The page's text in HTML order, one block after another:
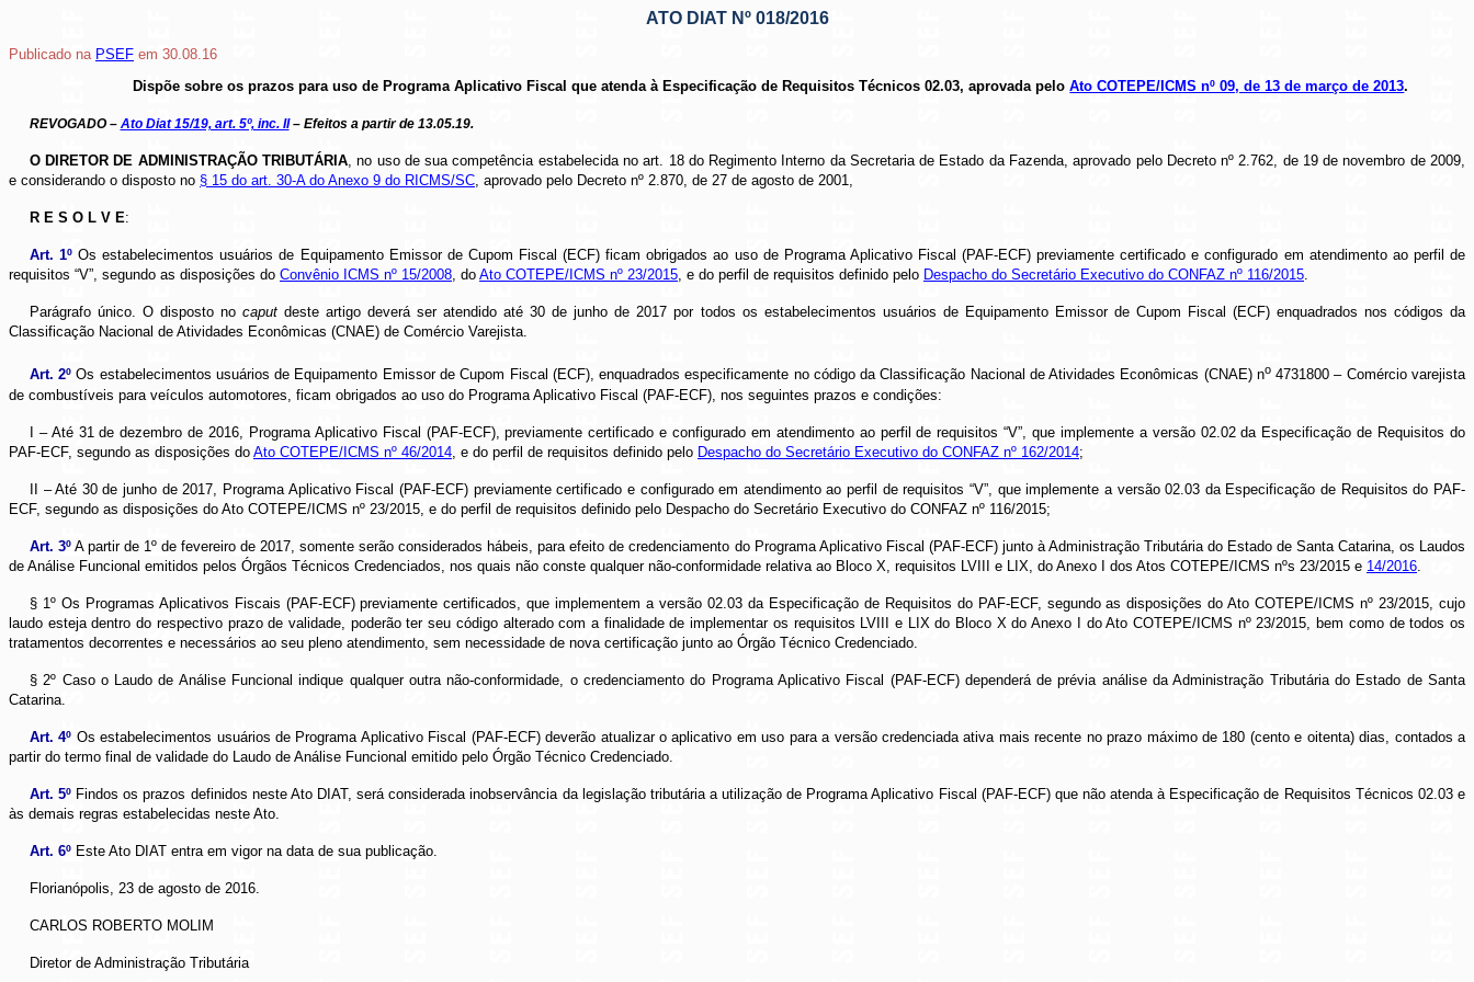
ATO DIAT Nº 018/2016
Publicado na PSEF em 30.08.16
Dispõe sobre os prazos para uso de Programa Aplicativo Fiscal que atenda à Especificação de Requisitos Técnicos 02.03, aprovada peloAto COTEPE/ICMS nº 09, de 13 de março de 2013.
REVOGADO – Ato Diat 15/19, art. 5º, inc. II– Efeitos a partir de 13.05.19.
O DIRETOR DE ADMINISTRAÇÃO TRIBUTÁRIA, no uso de sua competência estabelecida no art. 18 do Regimento Interno da Secretaria de Estado da Fazenda, aprovado pelo Decreto nº 2.762, de 19 de novembro de 2009,
e considerando o disposto no § 15 do art. 30-A do Anexo 9 do RICMS/SC, aprovado pelo Decreto nº 2.870, de 27 de agosto de 2001,
R E S O L V E:
Art. 1º Os estabelecimentos usuários de Equipamento Emissor de Cupom Fiscal (ECF) ficam obrigados ao uso de Programa Aplicativo Fiscal (PAF-ECF) previamente certificado e configurado em atendimento ao perfil de
requisitos “V”, segundo as disposições do Convênio ICMS nº 15/2008, do Ato COTEPE/ICMS nº 23/2015, e do perfil de requisitos definido pelo Despacho do Secretário Executivo do CONFAZ nº 116/2015.
Parágrafo único. O disposto nocaput deste artigo deverá ser atendido até 30 de junho de 2017 por todos os estabelecimentos usuários de Equipamento Emissor de Cupom Fiscal (ECF) enquadrados nos códigos da
Classificação Nacional de Atividades Econômicas (CNAE) de Comércio Varejista.
Art. 2º Os estabelecimentos usuários de Equipamento Emissor de Cupom Fiscal (ECF), enquadrados especificamente no código da Classificação Nacional de Atividades Econômicas (CNAE) no4731800 – Comércio varejista
de combustíveis para veículos automotores, ficam obrigados ao uso do Programa Aplicativo Fiscal (PAF-ECF), nos seguintes prazos e condições:
I – Até 31 de dezembro de 2016, Programa Aplicativo Fiscal (PAF-ECF), previamente certificado e configurado em atendimento ao perfil de requisitos “V”, que implemente a versão 02.02 da Especificação de Requisitos do
PAF-ECF, segundo as disposições do Ato COTEPE/ICMS nº 46/2014 , e do perfil de requisitos definido pelo Despacho do Secretário Executivo do CONFAZ nº 162/2014;
II – Até 30 de junho de 2017, Programa Aplicativo Fiscal (PAF-ECF) previamente certificado e configurado em atendimento ao perfil de requisitos “V”, que implemente a versão 02.03 da Especificação de Requisitos do PAF-
ECF, segundo as disposições do Ato COTEPE/ICMS nº 23/2015, e do perfil de requisitos definido pelo Despacho do Secretário Executivo do CONFAZ nº 116/2015;
Art. 3ºA partir de 1º de fevereiro de 2017, somente serão considerados hábeis, para efeito de credenciamento do Programa Aplicativo Fiscal (PAF-ECF) junto à Administração Tributária do Estado de Santa Catarina, os Laudos
de Análise Funcional emitidos pelos Órgãos Técnicos Credenciados, nos quais não conste qualquer não-conformidade relativa ao Bloco X, requisitos LVIII e LIX, do Anexo I dos Atos COTEPE/ICMS nºs 23/2015 e 14/2016
§ 1º Os Programas Aplicativos Fiscais (PAF-ECF) previamente certificados, que implementem a versão 02.03 da Especificação de Requisitos do PAF-ECF, segundo as disposições do Ato COTEPE/ICMS nº 23/2015, cujo
laudo esteja dentro do respectivo prazo de validade, poderão ter seu código alterado com a finalidade de implementar os requisitos LVIII e LIX do Bloco X do Anexo I do Ato COTEPE/ICMS nº 23/2015, bem como de todos os
tratamentos decorrentes e necessários ao seu pleno atendimento, sem necessidade de nova certificação junto ao Órgão Técnico Credenciado.
§ 2º Caso o Laudo de Análise Funcional indique qualquer outra não-conformidade, o credenciamento do Programa Aplicativo Fiscal (PAF-ECF) dependerá de prévia análise da Administração Tributária do Estado de Santa
Catarina.
Art. 4º Os estabelecimentos usuários de Programa Aplicativo Fiscal (PAF-ECF) deverão atualizar o aplicativo em uso para a versão credenciada ativa mais recente no prazo máximo de 180 (cento e oitenta) dias, contados a
partir do termo final de validade do Laudo de Análise Funcional emitido pelo Órgão Técnico Credenciado.
Art. 5º Findos os prazos definidos neste Ato DIAT, será considerada inobservância da legislação tributária a utilização de Programa Aplicativo Fiscal (PAF-ECF) que não atenda à Especificação de Requisitos Técnicos 02.03 e
às demais regras estabelecidas neste Ato.
Art. 6ºEste Ato DIAT entra em vigor na data de sua publicação.
Florianópolis, 23 de agosto de 2016.
CARLOS ROBERTO MOLIM
Diretor de Administração Tributária